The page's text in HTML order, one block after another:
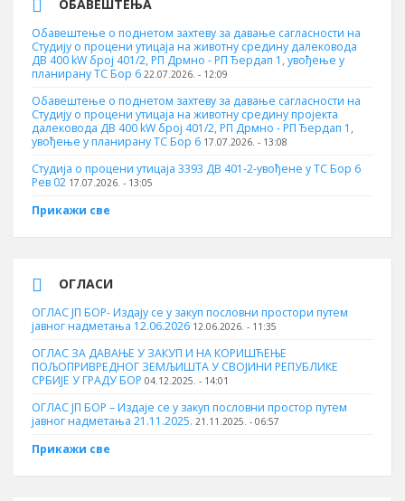
ОБАВЕШТЕЊА
Обавештење о поднетом захтеву за давање сагласности на
Студију о процени утицаја на животну средину далековода
ДВ 400 kW број 401/2, РП Дрмно - РП Ђердап 1, увођење у
планирану ТС Бор 6 22.07.2026. - 12:09
Обавештење о поднетом захтеву за давање сагласности на
Студију о процени утицаја на животну средину пројекта
далековода ДВ 400 kW број 401/2, РП Дрмно - РП Ђердап 1,
увођење у планирану ТС Бор 6 17.07.2026. - 13:08
Студија о процени утицаја 3393 ДВ 401-2-увођене у ТС Бор 6
Рев 02 17.07.2026. - 13:05
Прикажи све
ОГЛАСИ
ОГЛАС ЈП БОР- Издају се у закуп пословни простори путем
јавног надметања 12.06.2026 12.06.2026. - 11:35
ОГЛАС ЗА ДАВАЊЕ У ЗАКУП И НА КОРИШЋЕЊЕ
ПОЉОПРИВРЕДНОГ ЗЕМЉИШТА У СВОЈИНИ РЕПУБЛИКЕ
СРБИЈЕ У ГРАДУ БОР 04.12.2025. - 14:01
ОГЛАС ЈП БОР – Издаје се у закуп пословни простор путем
јавног надметања 21.11.2025. 21.11.2025. - 06:57
Прикажи све